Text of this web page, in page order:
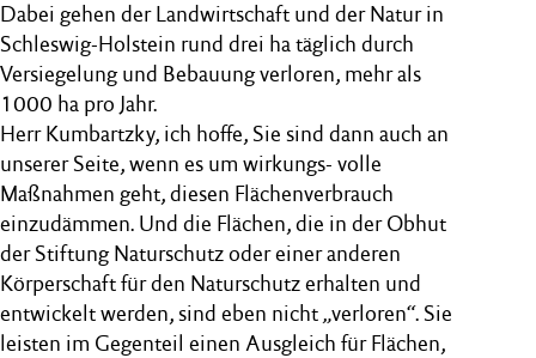
Dabei gehen der Landwirtschaft und der Natur in
Schleswig-Holstein rund drei ha täglich durch
Versiegelung und Bebauung verloren, mehr als
1000 ha pro Jahr.
Herr Kumbartzky, ich hoffe, Sie sind dann auch an
unserer Seite, wenn es um wirkungs- volle
Maßnahmen geht, diesen Flächenverbrauch
einzudämmen. Und die Flächen, die in der Obhut
der Stiftung Naturschutz oder einer anderen
Körperschaft für den Naturschutz erhalten und
entwickelt werden, sind eben nicht „verloren“. Sie
leisten im Gegenteil einen Ausgleich für Flächen,